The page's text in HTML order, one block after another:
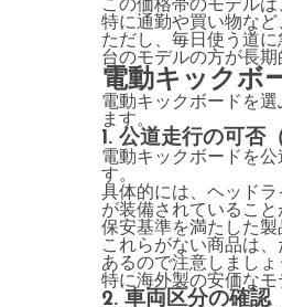
この価格帯のモデル
特に通勤や買い物など
ただし、毎日使う道
台のモデルの方が長期
電動キックボ
電動キックボードを
ます。
1. 公道走行の可否
電動キックボードを
す。
具体的には、ヘッド
が装備されていること
保安基準を満たした
これらがない商品は
あるので注意しましょ
特に海外製の安価なモ
2. 車両区分の確認